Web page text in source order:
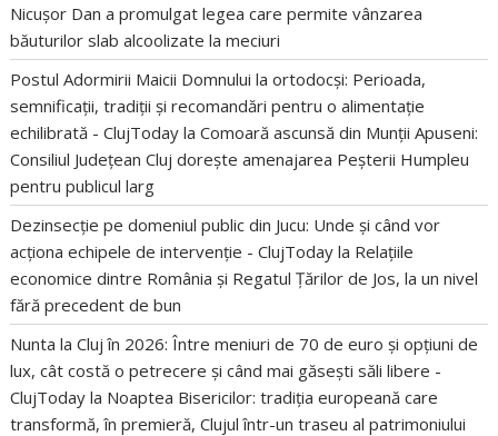
Nicușor Dan a promulgat legea care permite vânzarea
băuturilor slab alcoolizate la meciuri
Postul Adormirii Maicii Domnului la ortodocși: Perioada,
semnificații, tradiții și recomandări pentru o alimentație
echilibrată - ClujToday laComoară ascunsă din Munții Apuseni:
Consiliul Județean Cluj dorește amenajarea Peșterii Humpleu
pentru publicul larg
Dezinsecție pe domeniul public din Jucu: Unde și când vor
acționa echipele de intervenție - ClujToday la Relațiile
economice dintre România și Regatul Țărilor de Jos, la un nivel
fără precedent de bun
Nunta la Cluj în 2026: Între meniuri de 70 de euro și opțiuni de
lux, cât costă o petrecere și când mai găsești săli libere -
ClujToday la Noaptea Bisericilor: tradiția europeană care
transformă, în premieră, Clujul într-un traseu al patrimoniului